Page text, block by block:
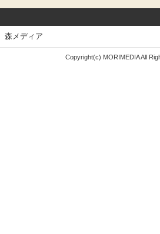
森メディア
Copyright(c) MORIMEDIA All